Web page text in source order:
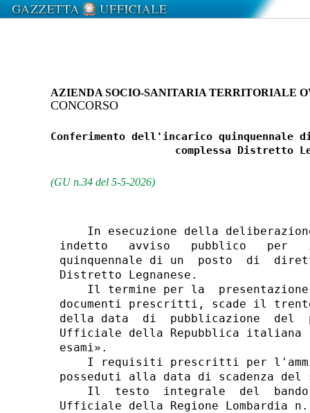
AZIENDA SOCIO-SANITARIA TERRITORIALE
CONCORSO
Conferimento dell'incarico
complessa Distretto
(GU n.34 del 5-5-2026)
In esecuzione della
indetto   avviso   pubblico   per
quinquennale di un  posto  di
Distretto Legnanese.
Il termine per la
documenti prescritti, scade il
della data  di  pubblicazione  del
Ufficiale della Repubblica italiana
esami».
I requisiti prescritti per
posseduti alla data di scadenza
Il  testo  integrale  del
Ufficiale della Regione